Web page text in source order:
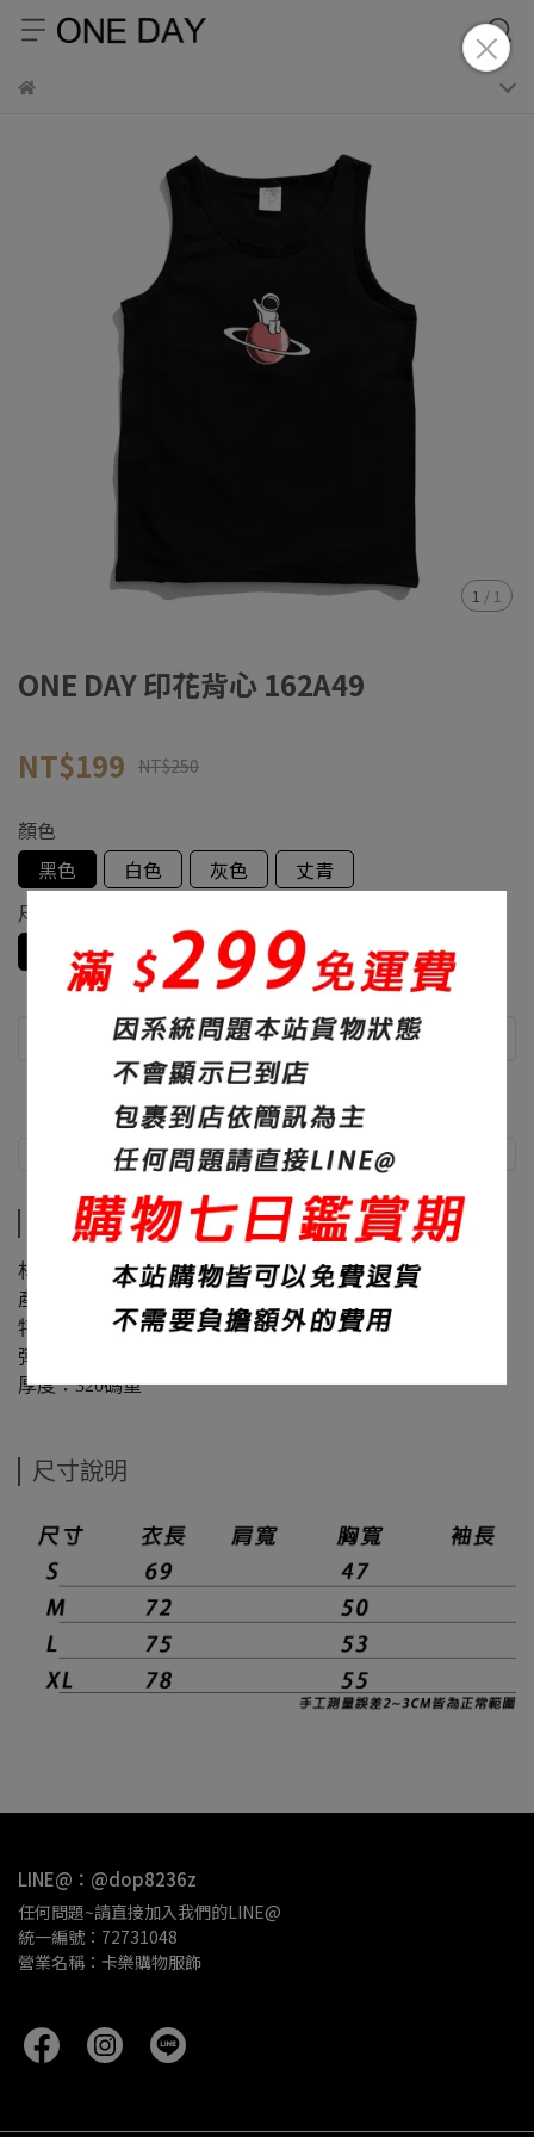
1 / 1
ONE DAY 印花背心 162A49
NT$199 NT$250
顏色
黑色
白色 灰色
丈青
尺寸
M L XL
商品介紹 尺寸說明
商品介紹
材質：60%棉+40%聚酯纖維
產地：台灣
特色：修身、布料滑順
彈性：微
厚度：320碼重
尺寸說明
LINE@：@dop8236z
任何問題~請直接加入我們的LINE@
統一編號：72731048
營業名稱：卡樂購物服飾